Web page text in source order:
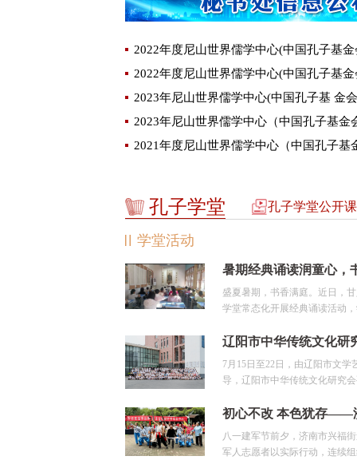
2022年度尼山世界儒学中心(中国孔子基
2022年度尼山世界儒学中心(中国孔子基
2023年尼山世界儒学中心(中国孔子基 金
2023年尼山世界儒学中心（中国孔子基金
孔子学堂 孔子学堂公开课
学堂活动
盛夏暑期，书香满庭。近日，
学堂常态化开展经典诵读活动
7月15日至22日，由辽阳市文学
导，辽阳市中华传统文化研究
八一建军节前夕，济南市兴福
军人志愿者以实际行动，连续